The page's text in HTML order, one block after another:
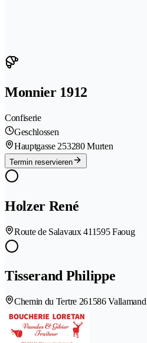
Monnier 1912
Confiserie
Geschlossen
Hauptgasse 253280 Murten
Termin reservieren
Holzer René
Route de Salavaux 411595 Faoug
Tisserand Philippe
Chemin du Tertre 261586 Vallamand